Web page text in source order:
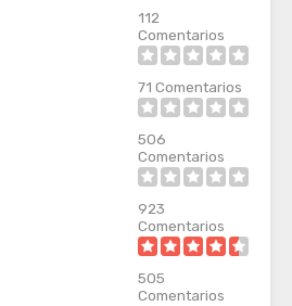
112
Comentarios
71 Comentarios
506
Comentarios
923
Comentarios
505
Comentarios